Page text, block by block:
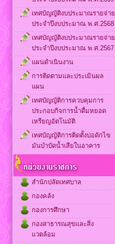
เทศบัญญัติงบประมาณรายจ่าย
ประจำปีงบประมาณ พ.ศ.2568
เทศบัญญัติงบประมาณรายจ่าย
ประจำปีงบประมาณ พ.ศ.2567
แผนดำเนินงาน
การติดตามและประเมินผล
แผน
เทศบัญญัติการควบคุมการ
ประกอบกิจการน้ำดื่มหยอด
เหรียญอัตโนมัติ
เทศบัญญัติการติดตั้งบ่อดักไข
มันบำบัดน้ำเสียในอาคาร
สำนักปลัดเทศบาล
กองคลัง
กองการศึกษา
กองสาธารณสุขและสิ่ง
แวดล้อม